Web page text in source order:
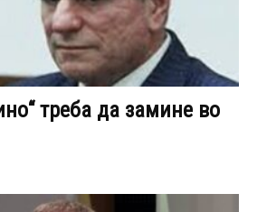
треба да замине во